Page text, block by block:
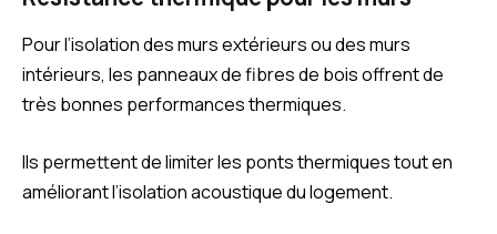
Pour l’isolation des murs extérieurs ou des murs
intérieurs, les panneaux de fibres de bois offrent de
très bonnes performances thermiques.
Ils permettent de limiter les ponts thermiques tout en
améliorant l’isolation acoustique du logement.